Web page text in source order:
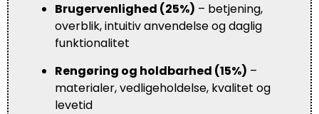
Brugervenlighed (25%) – betjening,
overblik, intuitiv anvendelse og daglig
funktionalitet
Rengøring og holdbarhed (15%) –
materialer, vedligeholdelse, kvalitet og
levetid